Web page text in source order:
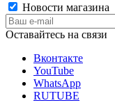
Новости магазина
Оставайтесь на связи
Вконтакте
YouTube
WhatsApp
RUTUBE